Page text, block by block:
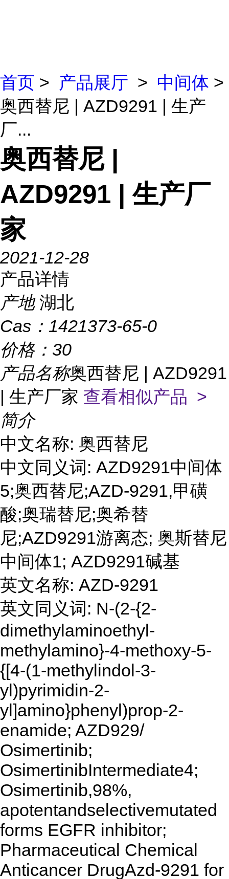
首页 > 产品展厅 > 中间体 >
奥西替尼 | AZD9291 | 生产
厂...
奥西替尼 |
AZD9291 | 生产厂
家
2021-12-28
产品详情
产地 湖北
Cas： 1421373-65-0
价格： 30
产品名称奥西替尼 | AZD9291
| 生产厂家 查看相似产品 >
简介
中文名称: 奥西替尼
中文同义词: AZD9291中间体
5;奥西替尼;AZD-9291,甲磺
酸;奥瑞替尼;奥希替
尼;AZD9291游离态; 奥斯替尼
中间体1; AZD9291碱基
英文名称: AZD-9291
英文同义词: N-(2-{2-
dimethylaminoethyl-
methylamino}-4-methoxy-5-
{[4-(1-methylindol-3-
yl)pyrimidin-2-
yl]amino}phenyl)prop-2-
enamide; AZD929/
Osimertinib;
OsimertinibIntermediate4;
Osimertinib,98%,
apotentandselectivemutated
forms EGFR inhibitor;
Pharmaceutical Chemical
Anticancer DrugAzd-9291 for